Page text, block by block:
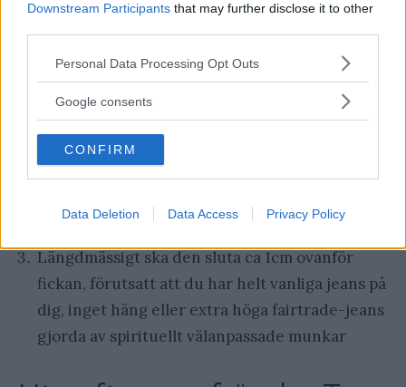
Downstream Participants that may further disclose it to other
Please note that this website/app uses one or more Google
not limited to your visit or usage behaviour. You may click to
use your data for below specified purposes in below Google
consent section.
Personal Data Processing Opt Outs
Google consents
CONFIRM
Data Deletion Data Access Privacy Policy
De 3 gyllene reglerna för
en snyggt sittande t-shirt
Sömmen mellan arm och torso ska vara perfekt
i linje med din axel
T-shirten ska vara tillräckligt tight för att följa
ut som att du är med i en sunkig dokusåpa
Längdmässigt ska den sluta ca 1cm ovanför
fickan, förutsatt att du har helt vanliga jeans på
dig, inget häng eller extra höga fairtrade-jeans
gjorda av spirituellt välanpassade munkar